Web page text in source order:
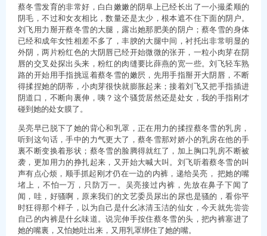
蔡冬雪发育的非常好，白白嫩嫩的阴阜上已经长出了一小撮柔顺的
阴毛，不过和女友相比，数量还是太少，根本遮不住下面的阴户。
刘飞用力掰开蔡冬雪的大腿，露出她那肥美的阴户；蔡冬雪的身体
已经和成年女性相差不多了，丰腴的大腿中间，衬托出非常明显的
外阴，两片粉红色的大阴唇已经开始微微的张开，一粒小肉芽在阴
唇的交叉处探出头来，粉红的肉缝要比薛燕的宽一些。刘飞轻车熟
路的开始用手指挑逗着蔡冬雪的嫩屄，先用手指掰开大阴唇，不断
得揉捏她的阴蒂，小肉芽很快就膨胀起来；接着刘飞又把手指插进
阴道口，不断向裏伸，咦？这个骚货居然还是处女，我的手指刚才
碰到她的处女膜了。
吴亮早已脱下了她的背心和乳罩，正在用力的揉捏蔡冬雪的乳房，
听到这句话，手中的力气更大了，蔡冬雪那对娇小的乳房在他的手
裏不断变换着形状；蔡冬雪的脸腾得就红了，加上胸口乳房不断被
袭，更加用力的挣扎起来，又开始大喊大叫。刘飞听着蔡冬雪的叫
声有点心烦，顺手抓起刚才仍在一边的内裤，递给吴亮， 把她的嘴
堵上，不怕一万，只防万一。吴亮接过内裤，先放在鼻子下闻了
闻，哇，好骚啊，原来我们的文艺委员尿出的尿也是骚的，看你平
时狂得那个样子，以为自己是什幺冰清玉洁的仙女，今天就先尝尝
自己的内裤是什幺味道。说完伸手按住蔡冬雪的头，把内裤塞进了
她的嘴裏，又怕她吐出来，又用乳罩绑住了她的嘴。